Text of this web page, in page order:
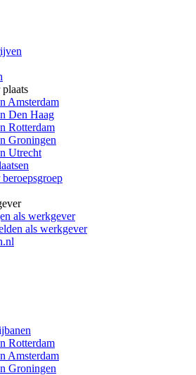
Amsterdam
Den Haag
Rotterdam
Groningen
Utrecht
als werkgever
als werkgever
Rotterdam
Amsterdam
Groningen